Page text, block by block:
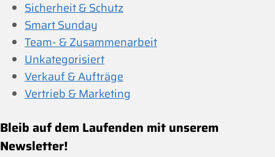
Sicherheit & Schutz
Smart Sunday
Team- & Zusammenarbeit
Unkategorisiert
Verkauf & Aufträge
Vertrieb & Marketing
Bleib auf dem Laufenden mit unserem
Newsletter!